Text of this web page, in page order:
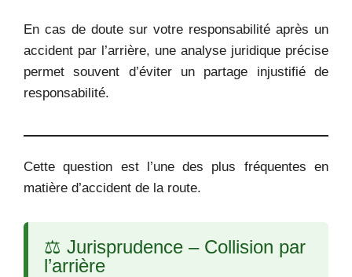
En cas de doute sur votre responsabilité après un
accident par l’arrière, une analyse juridique précise
permet souvent d’éviter un partage injustifié de
responsabilité.
Cette question est l’une des plus fréquentes en
matière d’accident de la route.
⚖️ Jurisprudence – Collision par
l’arrière